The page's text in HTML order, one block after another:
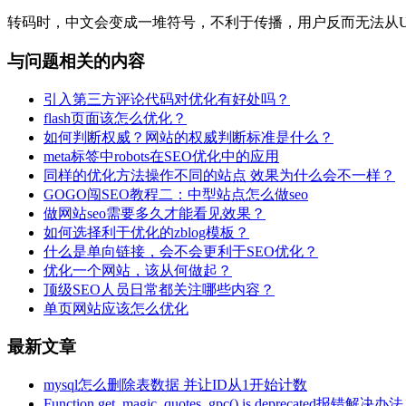
转码时，中文会变成一堆符号，不利于传播，用户反而无法从
与问题相关的内容
引入第三方评论代码对优化有好处吗？
flash页面该怎么优化？
如何判断权威？网站的权威判断标准是什么？
meta标签中robots在SEO优化中的应用
同样的优化方法操作不同的站点 效果为什么会不一样？
GOGO闯SEO教程二：中型站点怎么做seo
做网站seo需要多久才能看见效果？
如何选择利于优化的zblog模板？
什么是单向链接，会不会更利于SEO优化？
优化一个网站，该从何做起？
顶级SEO人员日常都关注哪些内容？
单页网站应该怎么优化
最新文章
mysql怎么删除表数据 并让ID从1开始计数